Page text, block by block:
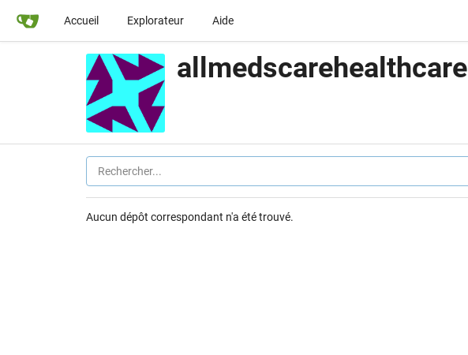
Accueil Explorateur Aide
allmedscarehealthcare
Aucun dépôt correspondant n'a été trouvé.